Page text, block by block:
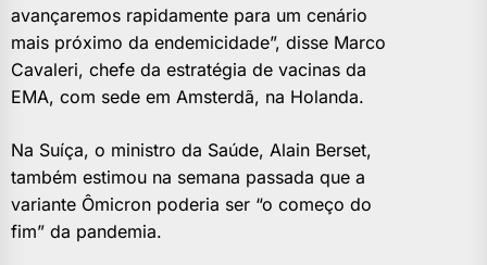
avançaremos rapidamente para um cenário
mais próximo da endemicidade”, disse Marco
Cavaleri, chefe da estratégia de vacinas da
EMA, com sede em Amsterdã, na Holanda.
Na Suíça, o ministro da Saúde, Alain Berset,
também estimou na semana passada que a
variante Ômicron poderia ser “o começo do
fim” da pandemia.